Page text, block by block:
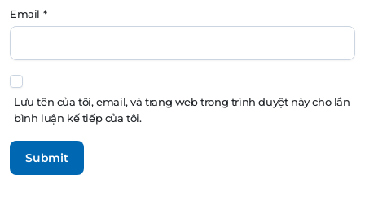
Email *
Lưu tên của tôi, email, và trang web trong trình duyệt này cho lần
bình luận kế tiếp của tôi.